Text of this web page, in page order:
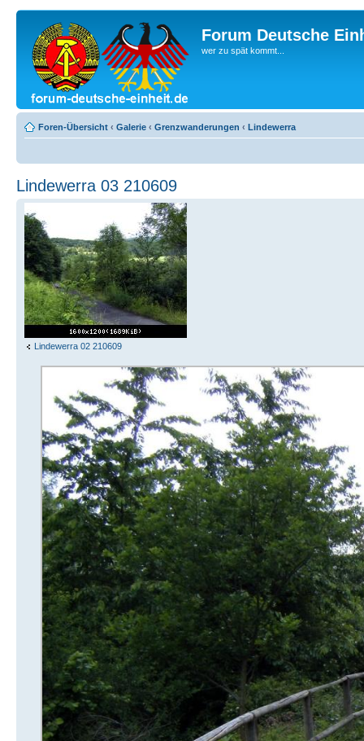
Forum Deutsche
wer zu spät kommt...
Foren-Übersicht ‹ Galerie ‹ Grenzwanderungen ‹ Lindewerra
Lindewerra 03 210609
Lindewerra 02 210609